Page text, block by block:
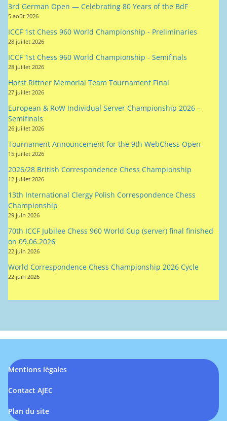
3rd German Open — Celebrating 80 Years of the BdF
5 août 2026
ICCF 1st Chess 960 World Championship - Preliminaries
28 juillet 2026
ICCF 1st Chess 960 World Championship - Semifinals
28 juillet 2026
Horst Rittner Memorial Team Tournament Final
27 juillet 2026
European & RoW Individual Server Championship 2026 –
Semifinals
26 juillet 2026
Tournament Announcement for the 9th WebChess Open
15 juillet 2026
2026/28 British Correspondence Chess Championship
12 juillet 2026
13th International Clergy Polish Correspondence Chess
Championship
29 juin 2026
70th ICCF Jubilee Chess 960 World Cup (server) final finished
on 09.06.2026
22 juin 2026
World Correspondence Chess Championship 2026 Cycle
22 juin 2026
Mentions légales
Contact AJEC
Plan du site